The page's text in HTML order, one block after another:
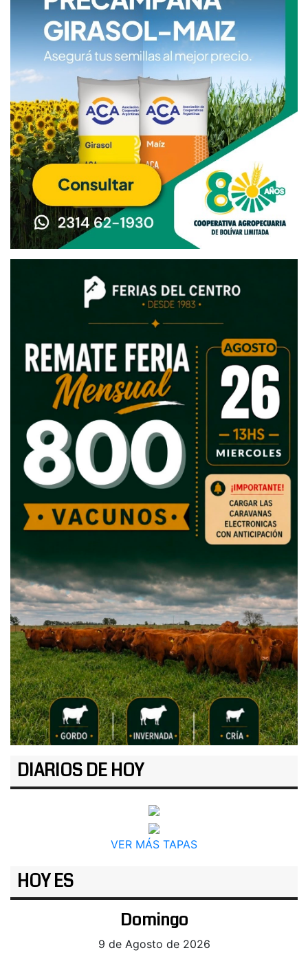
DIARIOS DE HOY
VER MÁS TAPAS
HOY ES
Domingo
9 de Agosto de 2026